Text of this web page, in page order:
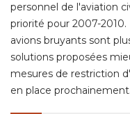
personnel de l'aviation
priorité pour 2007-
avions bruyants sont
solutions proposées
mesures de restriction
en place prochainement.